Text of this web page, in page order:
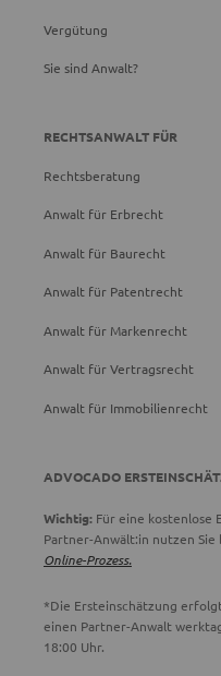
Vergütung
Sie sind Anwalt?
RECHTSANWALT FÜR
Rechtsberatung
Anwalt für Erbrecht
Anwalt für Baurecht
Anwalt für Patentrecht
Anwalt für Markenrecht
Anwalt für Vertragsrecht
Anwalt für Immobilienrecht
ADVOCADO
Wichtig: Für eine kostenlose
Partner-Anwält:in nutzen
Online-Prozess.
*Die Ersteinschätzung
einen Partner-Anwalt
18:00 Uhr.